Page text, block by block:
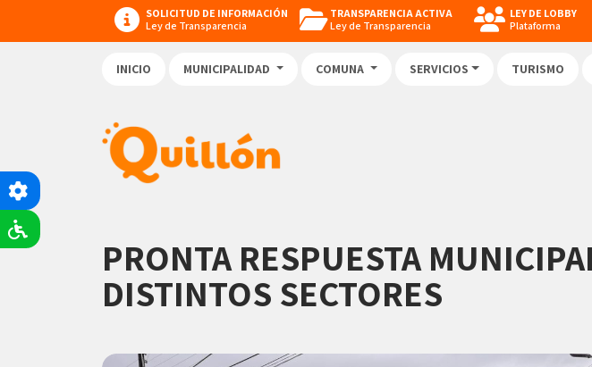
SOLICITUD DE INFORMACIÓN
Ley de Transparencia
TRANSPARENCIA ACTIVA
Ley de Transparencia
LEY DE LOBBY
Plataforma
INICIO MUNICIPALIDAD COMUNA SERVICIOS TURISMO
PRONTA RESPUESTA
DISTINTOS SECTORES